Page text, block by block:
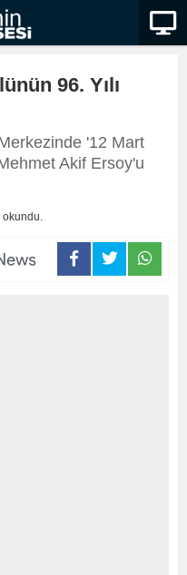
96. Yılı
'12 Mart
Akif Ersoy'u
okundu.